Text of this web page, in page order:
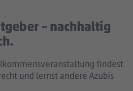
– nachhaltig
findest
und lernst andere Azubis